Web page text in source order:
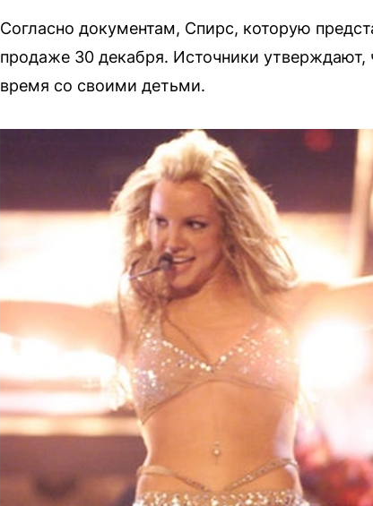
Согласно документам, Спирс, которую
продаже 30 декабря. Источники утверждают,
время со своими детьми.